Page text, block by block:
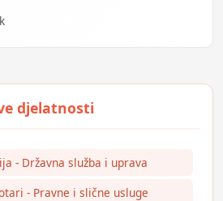
- Državna služba i uprava
- Pravne i slične usluge